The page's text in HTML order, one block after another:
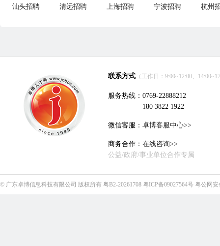
汕头招聘 清远招聘 上海招聘 宁波招聘 杭州
联系方式 （工作日：9:00~12:00、
服务热线：0769-22888212
180 3822 1922
微信客服： 卓博客服中心>>
商务合作： 在线咨询>>
公益/政府/事业单位合作专属
© 广东卓博信息科技有限公司 版权所有 粤B2-20261708 粤ICP备09027564号 粤公网安